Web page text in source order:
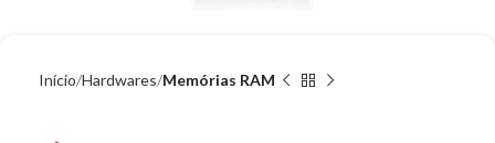
Início Hardwares Memórias RAM